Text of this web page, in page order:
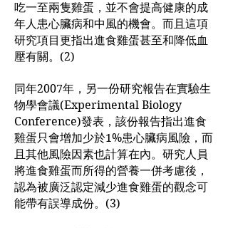
吃一至兩隻雞蛋，並不會提高健康的成
年人患心臟病和中風的機會。而且這項
研究項目更指出進食雞蛋甚至和降低血
壓有關。(2)
同年2007年，另一份研究報告在實驗生
物學會議(Experimental Biology
Conference)發表，該份報告指出進食
雞蛋只會增加少於1%患心臟病風險，而
且其他風險因素也計算在內。研究人員
將進食雞蛋而所得的營養一併考慮後，
認為被廣泛認定減少進食雞蛋的觀念可
能帶有誤導成份。(3)